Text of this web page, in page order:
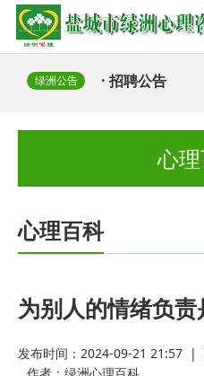
绿洲公告 · 招聘公告
· 办公地址迁移
心
心理百科
为别人的情绪负
发布时间：2024-09-21 21:57 |